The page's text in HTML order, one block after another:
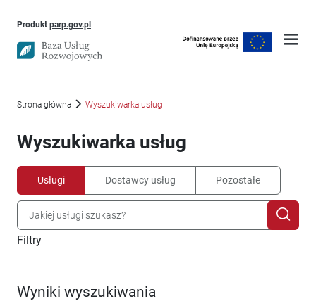
Produkt parp.gov.plUwaga, link otworzy się w nowym oknie
Strona główna Wyszukiwarka usług
Wyszukiwarka usług
Usługi Dostawcy usług Pozostałe
Filtry
Wyniki wyszukiwania